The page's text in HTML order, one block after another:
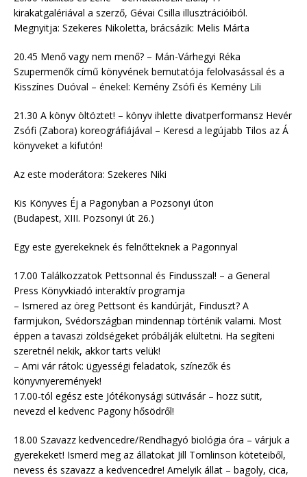
kirakatgalériával a szerző, Gévai Csilla illusztrációiból.
Megnyitja: Szekeres Nikoletta, brácsázik: Melis Márta
20.45 Menő vagy nem menő? – Mán-Várhegyi Réka
Szupermenők című könyvének bemutatója felolvasással és a
Kisszínes Duóval – énekel: Kemény Zsófi és Kemény Lili
21.30 A könyv öltöztet! – könyv ihlette divatperformansz Hevér
Zsófi (Zabora) koreográfiájával – Keresd a legújabb Tilos az Á
könyveket a kifutón!
Az este moderátora: Szekeres Niki
Kis Könyves Éj a Pagonyban a Pozsonyi úton
(Budapest, XIII. Pozsonyi út 26.)
Egy este gyerekeknek és felnőtteknek a Pagonnyal
17.00 Találkozzatok Pettsonnal és Findusszal! – a General
Press Könyvkiadó interaktív programja
– Ismered az öreg Pettsont és kandúrját, Finduszt? A
farmjukon, Svédországban mindennap történik valami. Most
éppen a tavaszi zöldségeket próbálják elültetni. Ha segíteni
szeretnél nekik, akkor tarts velük!
– Ami vár rátok: ügyességi feladatok, színezők és
könyvnyeremények!
17.00-tól egész este Jótékonysági sütivásár – hozz sütit,
nevezd el kedvenc Pagony hősödről!
18.00 Szavazz kedvencedre/Rendhagyó biológia óra – várjuk a
gyerekeket! Ismerd meg az állatokat Jill Tomlinson köteteiből,
nevess és szavazz a kedvencedre! Amelyik állat – bagoly, cica,